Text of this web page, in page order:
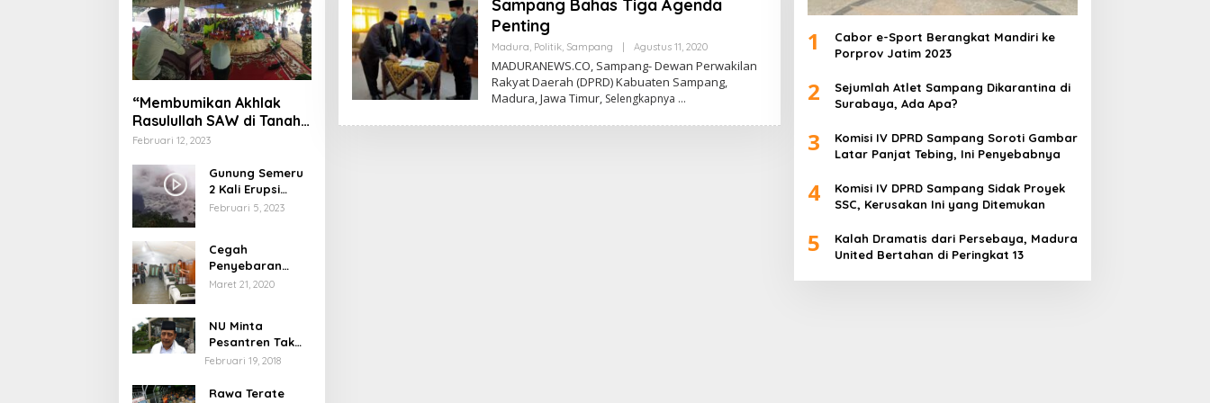
“Membumikan Akhlak
Rasulullah SAW di Tanah
Nusantara”
Februari 12, 2023
Gunung Semeru
2 Kali Erupsi
dengan Tinggi
Februari 5, 2023
Cegah
Penyebaran
Virus Corona,
Pelayanan
Maret 21, 2020
NU Minta
Pesantren Tak
Terprovokasi
Februari 19, 2018
Rawa Terate
Sampang Bahas Tiga Agenda
Penting
Madura, Politik, Sampang Agustus 11, 2020Oleh
MADURANEWS.CO, Sampang- Dewan Perwakilan
Rakyat Daerah (DPRD) Kabuaten Sampang,
Madura, Jawa Timur, Selengkapnya
1
Cabor e-Sport Berangkat Mandiri ke
Porprov Jatim 2023
2
Sejumlah Atlet Sampang Dikarantina di
Surabaya, Ada Apa?
3
Komisi IV DPRD Sampang Soroti Gambar
Latar Panjat Tebing, Ini Penyebabnya
4
Komisi IV DPRD Sampang Sidak Proyek
SSC, Kerusakan Ini yang Ditemukan
5
Kalah Dramatis dari Persebaya, Madura
United Bertahan di Peringkat 13